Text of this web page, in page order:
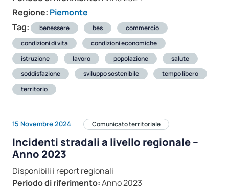
Regione: Piemonte
Tag:
benessere bes
commercio
condizioni di vita
condizioni economiche
istruzione
lavoro popolazione
salute
soddisfazione
sviluppo sostenibile
tempo libero
territorio
15 Novembre 2024 Comunicato territoriale
Incidenti stradali a livello regionale –
Anno 2023
Disponibili i report regionali
Periodo di riferimento:Anno 2023